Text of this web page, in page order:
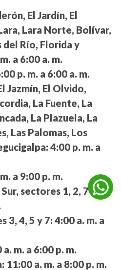
El Jardín, El
Lara Norte, Bolívar,
del Río, Florida y
a 6:00 a. m.
p. m. a 6:00 a. m.
Jazmín, El Olvido,
La Fuente, La
La Plazuela, La
Las Palomas, Los
4:00 p. m. a
a 9:00 p. m.
sectores 1, 2, 7 y 8:
3, 4, 5 y 7: 4:00 a. m. a
a. m. a 6:00 p. m.
11:00 a. m. a 8:00 p. m.